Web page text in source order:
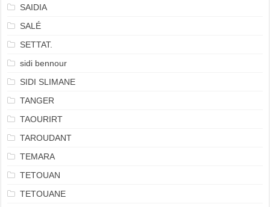
SAIDIA
SALÉ
SETTAT.
sidi bennour
SIDI SLIMANE
TANGER
TAOURIRT
TAROUDANT
TEMARA
TETOUAN
TETOUANE